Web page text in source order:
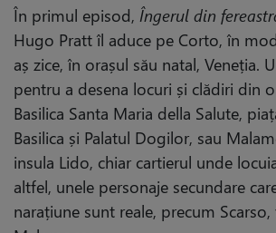
În primul episod, Îngerul din
Hugo Pratt îl aduce pe Corto, în
aș zice, în orașul său natal, Veneția.
pentru a desena locuri și clădiri din
Basilica Santa Maria della Salute,
Basilica și Palatul Dogilor, sau
insula Lido, chiar cartierul unde
altfel, unele personaje secundare
narațiune sunt reale, precum